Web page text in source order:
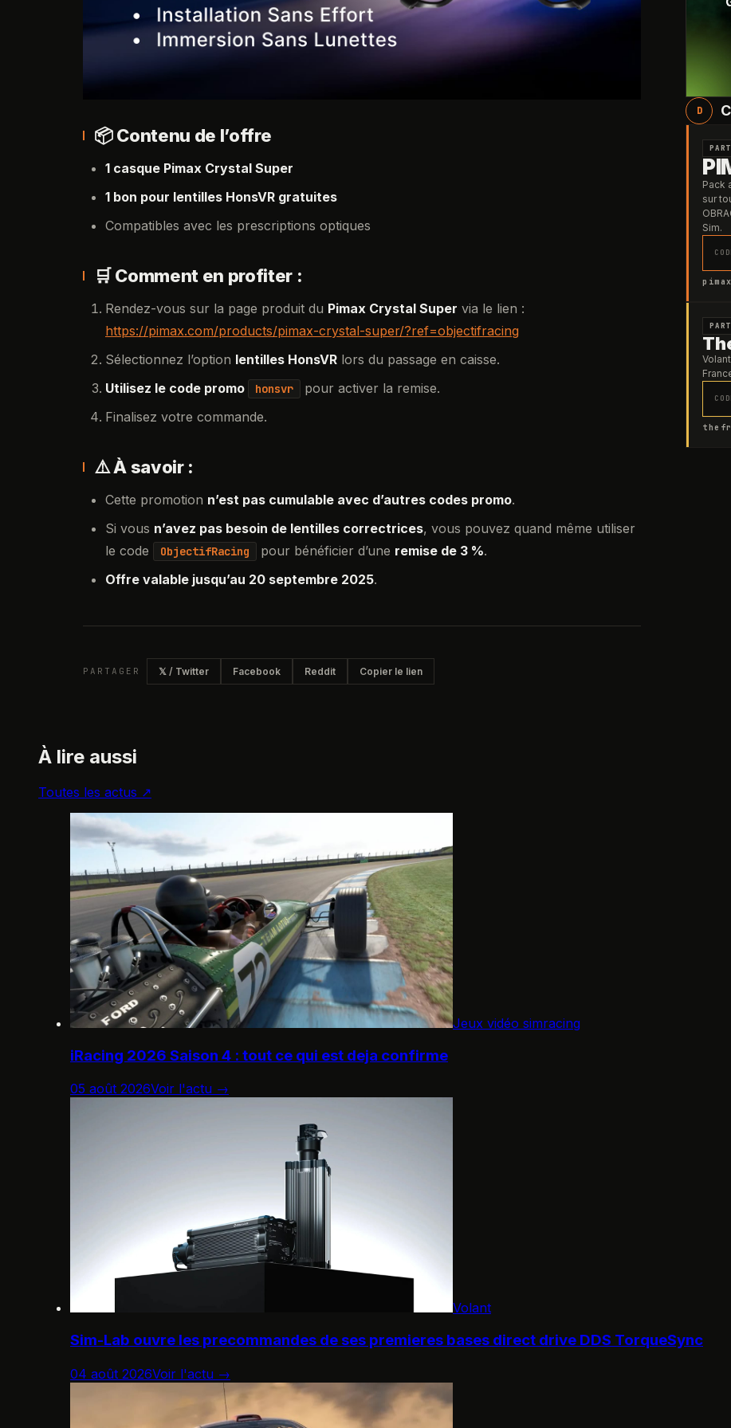
📦 Contenu de l’offre
1 casque Pimax Crystal Super
1 bon pour lentilles HonsVR gratuites
Compatibles avec les prescriptions optiques
🛒 Comment en profiter :
Rendez-vous sur la page produit du Pimax Crystal Super via le lien :
https://pimax.com/products/pimax-crystal-super/?ref=objectifracing
Sélectionnez l’option lentilles HonsVR lors du passage en caisse.
Utilisez le code promo
honsvr
pour activer la remise.
Finalisez votre commande.
⚠️ À savoir :
Cette promotion n’est pas cumulable avec d’autres codes promo.
Si vous n’avez pas besoin de lentilles correctrices, vous pouvez quand même utiliser
le code
ObjectifRacing pour bénéficier d’une remise de 3 %.
Offre valable jusqu’au 20 septembre 2025.
PARTAGER 𝕏 / Twitter Facebook Reddit Copier le lien
D
Pack
sur
Sim.
À lire aussi
Toutes les actus ↗
Jeux vidéo simracing
iRacing 2026 Saison 4 : tout ce qui est deja confirme
05 août 2026Voir l'actu →
Volant
Sim-Lab ouvre les precommandes de ses premieres bases direct drive DDS TorqueSync
04 août 2026Voir l'actu →